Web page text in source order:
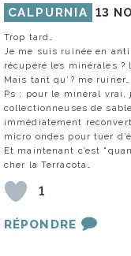
CALPURNIA 13
Trop tard…
Je me suis ruinée en
récupéré les minérales ?
Mais tant qu’? me
Ps : pour le minéral vrai,
collectionneuses de
immédiatement
micro ondes pour tuer
Et maintenant c’est
cher la Terracota…
1
RÉPONDRE